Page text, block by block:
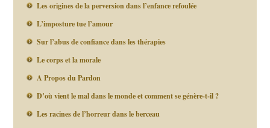
Les origines de la perversion dans l’enfance refoulée
L’imposture tue l’amour
Sur l’abus de confiance dans les thérapies
Le corps et la morale
A Propos du Pardon
D’où vient le mal dans le monde et comment se génère-t-il ?
Les racines de l’horreur dans le berceau